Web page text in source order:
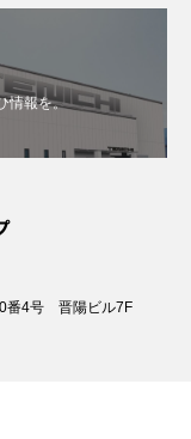
情報を。
番4号 晋陽ビル7F